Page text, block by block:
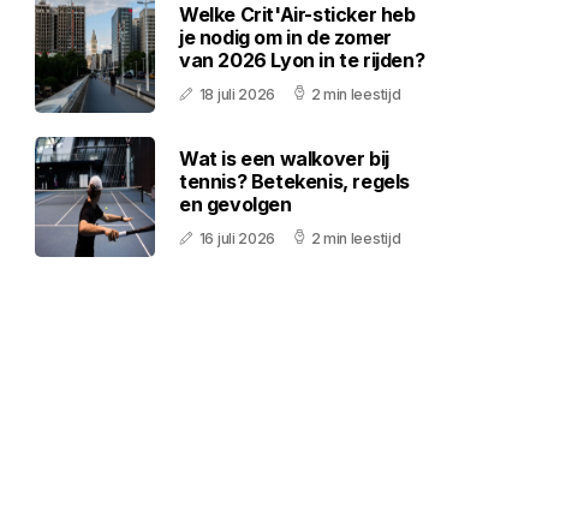
Welke Crit'Air-sticker heb
je nodig om in de zomer
van 2026 Lyon in te rijden?
18 juli 2026 2 min leestijd
Wat is een walkover bij
tennis? Betekenis, regels
en gevolgen
16 juli 2026 2 min leestijd